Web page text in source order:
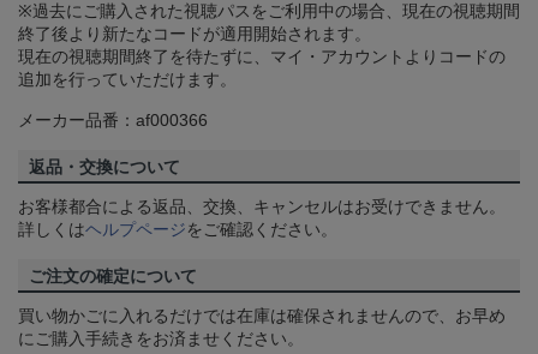
※過去にご購入された視聴パスをご利用中の場合、現在の視聴期間
終了後より新たなコードが適用開始されます。
現在の視聴期間終了を待たずに、マイ・アカウントよりコードの
追加を行っていただけます。
メーカー品番：af000366
返品・交換について
お客様都合による返品、交換、キャンセルはお受けできません。
詳しくはヘルプページをご確認ください。
ご注文の確定について
買い物かごに入れるだけでは在庫は確保されませんので、お早め
にご購入手続きをお済ませください。